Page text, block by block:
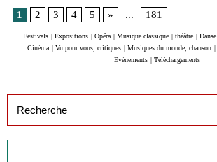
1
2 3 4 5 » ... 181
Festivals | Expositions | Opéra | Musique classique | théâtre | Danse
Cinéma | Vu pour vous, critiques | Musiques du monde, chanson |
Evénements | Téléchargements